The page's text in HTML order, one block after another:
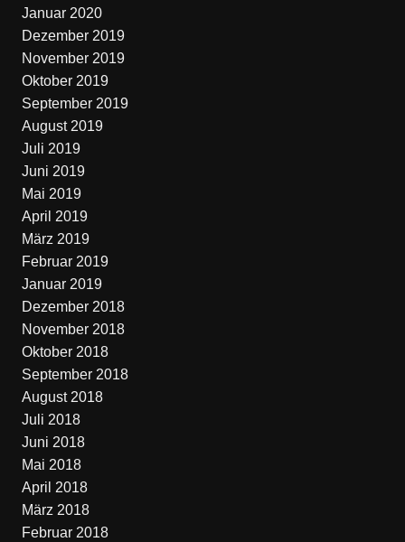
Januar 2020
Dezember 2019
November 2019
Oktober 2019
September 2019
August 2019
Juli 2019
Juni 2019
Mai 2019
April 2019
März 2019
Februar 2019
Januar 2019
Dezember 2018
November 2018
Oktober 2018
September 2018
August 2018
Juli 2018
Juni 2018
Mai 2018
April 2018
März 2018
Februar 2018